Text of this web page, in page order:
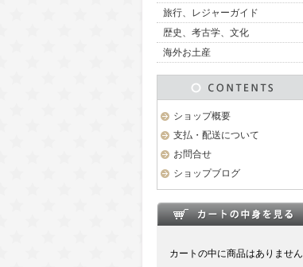
旅行、レジャーガイド
歴史、考古学、文化
海外お土産
ショップ概要
支払・配送について
お問合せ
ショップブログ
カートの中に商品はありません